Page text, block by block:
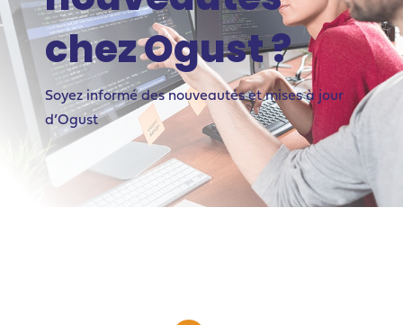
chez Ogust ?
Soyez informé des nouveautés et mises à jour
d’Ogust